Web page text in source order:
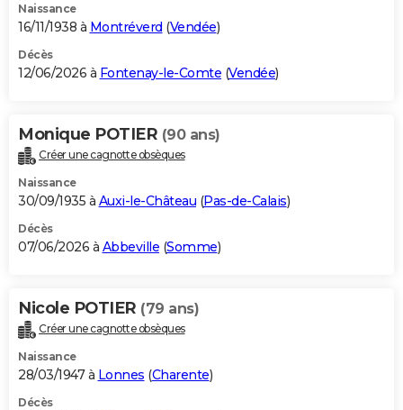
Naissance
16/11/1938 à Montréverd (Vendée)
Décès
12/06/2026 à Fontenay-le-Comte (Vendée)
Monique POTIER (90 ans)
Créer une cagnotte obsèques
Naissance
30/09/1935 à Auxi-le-Château (Pas-de-Calais)
Décès
07/06/2026 à Abbeville (Somme)
Nicole POTIER (79 ans)
Créer une cagnotte obsèques
Naissance
28/03/1947 à Lonnes (Charente)
Décès